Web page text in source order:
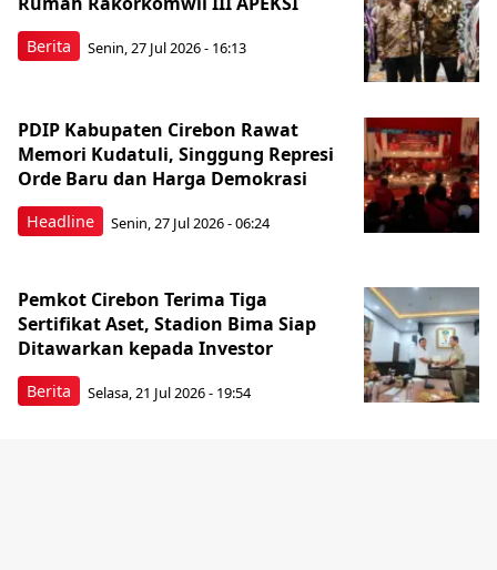
Berita Senin, 27 Jul 2026 - 16:13
Headline
PDIP Kabupaten Cirebon Rawat
Memori Kudatuli, Singgung Represi
Orde Baru dan Harga Demokrasi
Senin, 27 Jul 2026 - 06:24
Berita
Pemkot Cirebon Terima Tiga
Sertifikat Aset, Stadion Bima Siap
Ditawarkan kepada Investor
Selasa, 21 Jul 2026 - 19:54